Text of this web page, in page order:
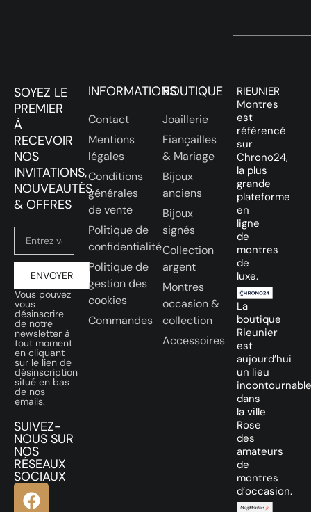
SOYEZ LE
PREMIER
À
RECEVOIR
NOS
INVITATIONS,
NOUVEAUTÉS
& OFFRES
ENVOYER
Vous pouvez
vous
désinscrire
de notre
newsletter à
tout moment
en cliquant
sur le lien de
désinscription
situé en bas
de nos
emails.
SUIVEZ-
NOUS SUR
NOS
RÉSEAUX
SOCIAUX
INFORMATIONS
Contact
Mentions
légales
Conditions
générales
de vente
Politique de
confidentialité
Politique de
gestion des
cookies
Commandes
BOUTIQUE
Joaillerie
Fiançailles
& Mariage
Bijoux
anciens
Bijoux
signés
Collection
argent
Montres
occasion &
collection
Accessoires
RIEUNIER
Montres
est
référencé
sur
Chrono24,
la plus
grande
plateforme
en
ligne
de
montres
de
luxe.
La
boutique
Rieunier
est
aujourd’hui
un lieu
incontournable
dans
la ville
Rose
des
amateurs
de
montres
d’occasion.